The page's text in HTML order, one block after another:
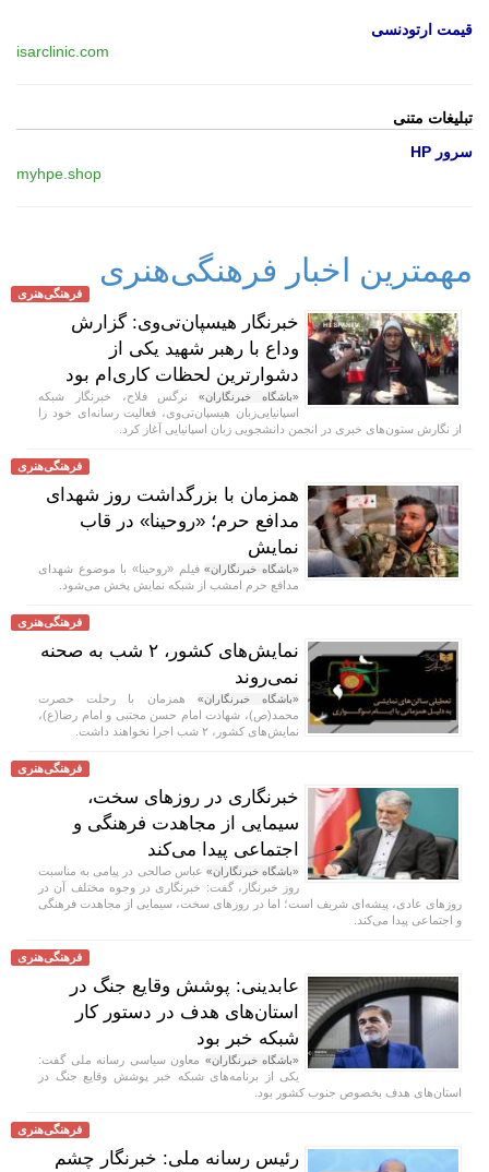
قیمت ارتودنسی
isarclinic.com
تبلیغات متنی
سرور HP
myhpe.shop
مهمترین اخبار فرهنگی‌هنری
فرهنگی‌هنری
خبرنگار هیسپان‌تی‌وی: گزارش
وداع با رهبر شهید یکی از
دشوارترین لحظات کاری‌ام بود
«باشگاه خبرنگاران»نرگس فلاح، خبرنگار شبکه
اسپانیایی‌زبان هیسپان‌تی‌وی، فعالیت رسانه‌ای خود را
از نگارش ستون‌های خبری در انجمن دانشجویی زبان اسپانیایی آغاز کرد.
فرهنگی‌هنری
همزمان با بزرگداشت روز شهدای
مدافع حرم؛ «روحینا» در قاب
نمایش
«باشگاه خبرنگاران»فیلم «روحینا» با موضوع شهدای
مدافع حرم امشب از شبکه نمایش پخش می‌شود.
فرهنگی‌هنری
نمایش‌های کشور، ٢ شب به صحنه
نمی‌روند
«باشگاه خبرنگاران» همزمان با رحلت حصرت
محمد(ص)، شهادت امام حسن مجتبی و امام رضا(ع)،
نمایش‌های کشور، ٢ شب اجرا نخواهند داشت.
فرهنگی‌هنری
خبرنگاری در روزهای سخت،
سیمایی از مجاهدت فرهنگی و
اجتماعی پیدا می‌کند
«باشگاه خبرنگاران» عباس صالحی در پیامی به مناسبت
روز خبرنگار، گفت: خبرنگاری در وجوه مختلف آن در
روزهای عادی، پیشه‌ای شریف است؛ اما در روزهای سخت، سیمایی از مجاهدت فرهنگی
و اجتماعی پیدا می‌کند.
فرهنگی‌هنری
عابدینی: پوشش وقایع جنگ در
استان‌های هدف در دستور کار
شبکه خبر بود
«باشگاه خبرنگاران» معاون سیاسی رسانه ملی گفت:
یکی از برنامه‌های شبکه خبر پوشش وقایع جنگ در
استان‌های هدف بخصوص جنوب کشور بود.
فرهنگی‌هنری
رئیس رسانه ملی: خبرنگار چشم